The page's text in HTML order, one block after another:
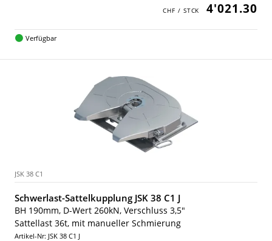
4'021.30
Verfügbar
JSK 38 C1
Schwerlast-Sattelkupplung JSK 38 C1 J
BH 190mm, D-Wert 260kN, Verschluss 3,5"
Sattellast 36t, mit manueller Schmierung
Artikel-Nr: JSK 38 C1 J